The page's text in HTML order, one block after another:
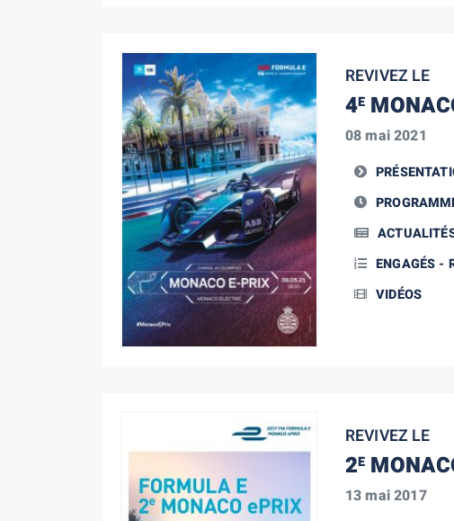
REVIVEZ LE
4E
08 mai 2021
ENGAGÉS -
VIDÉOS
REVIVEZ LE
2E
13 mai 2017